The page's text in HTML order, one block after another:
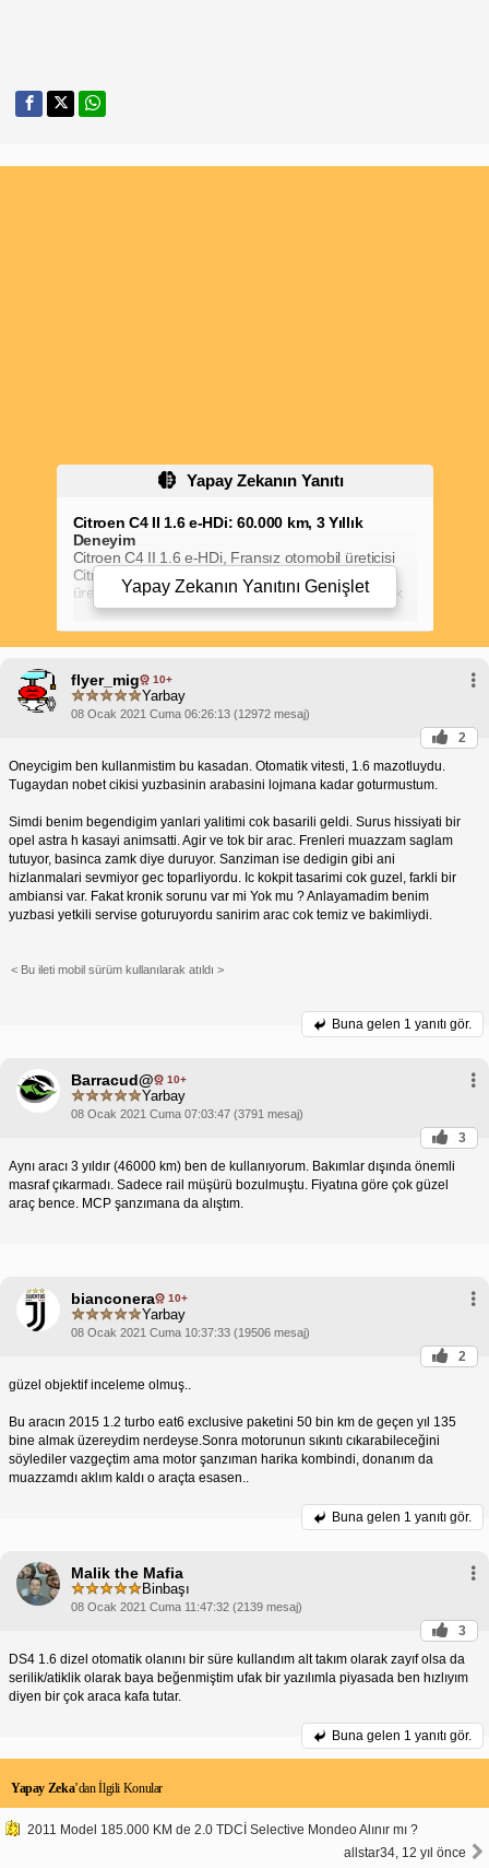
Yapay Zekanın Yanıtı
Citroen C4 II 1.6 e-HDi: 60.000 km, 3 Yıllık
Deneyim
Citroen C4 II 1.6 e-HDi, Fransız otomobil üreticisi
Citroen tarafından 2010-2018 yılları arasında
üretilen popüler bir kompakt otomobildir. 1,6 litrelik
turbo dizel motor ve 6 ileri manuel veya otomatik
şanzıman seçenekleriyle sunulmuştur.
Kronik Sorunlar
yaşayabilir. Bunlar arasında şunlar yer alır:
Arızası:Zamanla, EGR valfi karbon birikintileriyle
tıkanabilir, bu da motor performansında azalmaya
güç kaybına ve artan yakıt tüketimine neden
olabilir.
titreşimlerini azaltmaya yardımcı olur, ancak
aşındığında titreşimlere, vites değiştirme
sorunlarına ve hatta motor durmasına neden
olabilir.
Otomatik Şanzıman Performansı
6 ileri otomatik şanzıman, Citroen C4 II 1.6 e-HDi'da
eşleşmiştir. Ancak, bazı kullanıcılar yüksek hızlarda
Citroen C4 II'nin neden diğer benzer araçlara göre
daha az tutulduğunu açıklayan birkaç faktör vardır:
Kronik Sorunlar:
oldukça rekabetçidir ve Citroen C4 II, Volkswagen
Golf, Ford Focus ve Renault Megane gibi popüler
modellerle rekabet etmek zorundadır.
Genel olarak, Citroen C4 II 1.6 e-HDi, iyi bir yakıt
verimliliği ve performans sunan sağlam bir kompakt
Yapay Zekanın Yanıtını Genişlet
flyer_mig 10+
Yarbay
08 Ocak 2021 Cuma 06:26:13 (12972 mesaj)
2
Oneycigim ben kullanmistim bu kasadan. Otomatik vitesti, 1.6 mazotluydu.
Tugaydan nobet cikisi yuzbasinin arabasini lojmana kadar goturmustum.
Simdi benim begendigim yanlari yalitimi cok basarili geldi. Surus hissiyati bir
opel astra h kasayi animsatti. Agir ve tok bir arac. Frenleri muazzam saglam
tutuyor, basinca zamk diye duruyor. Sanziman ise dedigin gibi ani
hizlanmalari sevmiyor gec toparliyordu. Ic kokpit tasarimi cok guzel, farkli bir
ambiansi var. Fakat kronik sorunu var mi Yok mu ? Anlayamadim benim
yuzbasi yetkili servise goturuyordu sanirim arac cok temiz ve bakimliydi.
< Bu ileti mobil sürüm kullanılarak atıldı >
Buna gelen 1 yanıtı gör.
Barracud@ 10+
Yarbay
08 Ocak 2021 Cuma 07:03:47 (3791 mesaj)
3
Aynı aracı 3 yıldır (46000 km) ben de kullanıyorum. Bakımlar dışında önemli
masraf çıkarmadı. Sadece rail müşürü bozulmuştu. Fiyatına göre çok güzel
araç bence. MCP şanzımana da alıştım.
bianconera 10+
Yarbay
08 Ocak 2021 Cuma 10:37:33 (19506 mesaj)
2
güzel objektif inceleme olmuş..
Bu aracın 2015 1.2 turbo eat6 exclusive paketini 50 bin km de geçen yıl 135
bine almak üzereydim nerdeyse.Sonra motorunun sıkıntı cıkarabileceğini
söylediler vazgeçtim ama motor şanzıman harika kombindi, donanım da
muazzamdı aklım kaldı o araçta esasen..
Buna gelen 1 yanıtı gör.
Malik the Mafia
Binbaşı
08 Ocak 2021 Cuma 11:47:32 (2139 mesaj)
3
DS4 1.6 dizel otomatik olanını bir süre kullandım alt takım olarak zayıf olsa da
serilik/atiklik olarak baya beğenmiştim ufak bir yazılımla piyasada ben hızlıyım
diyen bir çok araca kafa tutar.
Buna gelen 1 yanıtı gör.
Yapay Zeka’dan İlgili Konular
2011 Model 185.000 KM de 2.0 TDCİ Selective Mondeo Alınır mı ?
allstar34, 12 yıl önce